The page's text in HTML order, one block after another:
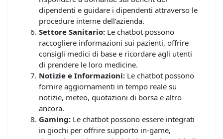
dipendenti e guidare i dipendenti attraverso le
procedure interne dell’azienda.
Settore Sanitario: Le chatbot possono
raccogliere informazioni sui pazienti, offrire
consigli medici di base e ricordare agli utenti
di prendere le loro medicine.
Notizie e Informazioni: Le chatbot possono
fornire aggiornamenti in tempo reale su
notizie, meteo, quotazioni di borsa e altro
ancora.
Gaming: Le chatbot possono essere integrati
in giochi per offrire supporto in-game,